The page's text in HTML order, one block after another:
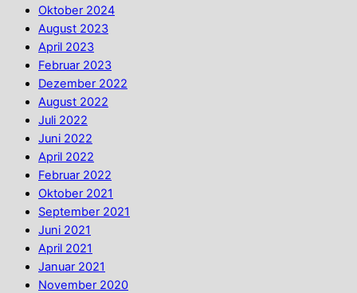
Oktober 2024
August 2023
April 2023
Februar 2023
Dezember 2022
August 2022
Juli 2022
Juni 2022
April 2022
Februar 2022
Oktober 2021
September 2021
Juni 2021
April 2021
Januar 2021
November 2020